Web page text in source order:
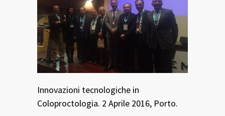
Innovazioni tecnologiche in
Coloproctologia. 2 Aprile 2016, Porto.